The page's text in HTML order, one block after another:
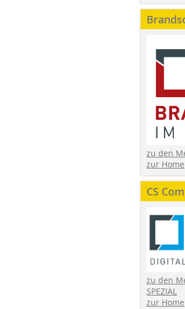
zu den
zur
CS
zu den
SPEZIAL
zur